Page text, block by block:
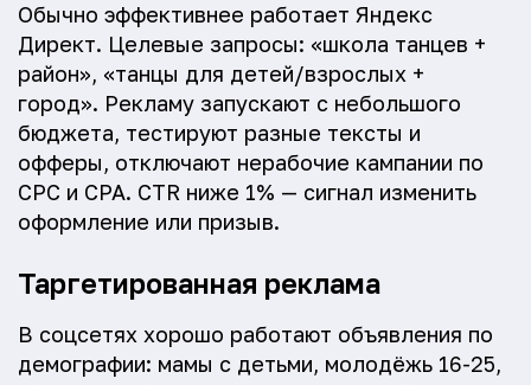
Обычно эффективнее работает Яндекс
Директ. Целевые запросы: «школа танцев +
район», «танцы для детей/взрослых +
город». Рекламу запускают с небольшого
бюджета, тестируют разные тексты и
офферы, отключают нерабочие кампании по
CPC и CPA. CTR ниже 1% — сигнал изменить
оформление или призыв.
Таргетированная реклама
В соцсетях хорошо работают объявления по
демографии: мамы с детьми, молодёжь 16-25,